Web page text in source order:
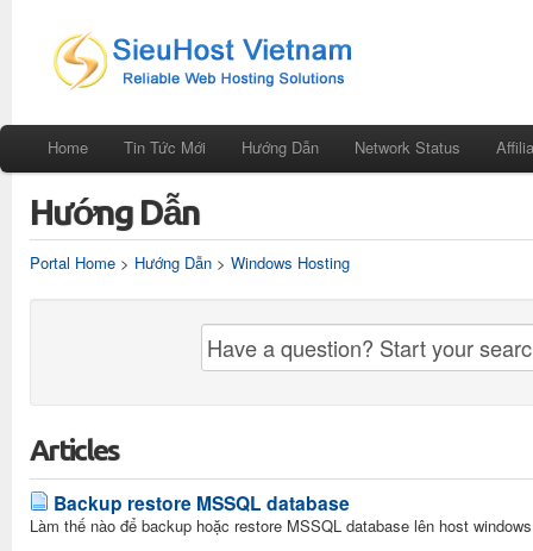
Home Tin Tức Mới Hướng Dẫn Network Status
Hướng Dẫn
Portal Home > Hướng Dẫn > Windows Hosting
Articles
Backup restore MSSQL database
Làm thế nào để backup hoặc restore MSSQL database lên host